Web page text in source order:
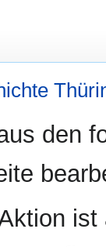
den